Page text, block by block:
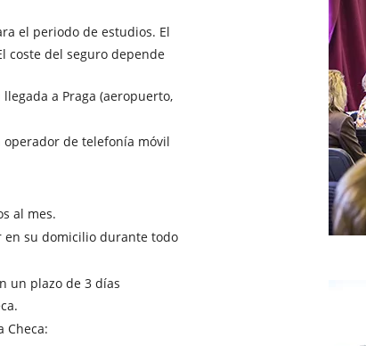
el periodo de estudios. El
coste del seguro depende
a Praga (aeropuerto,
de telefonía móvil
al mes.
en su domicilio durante todo
un plazo de 3 días
Checa: